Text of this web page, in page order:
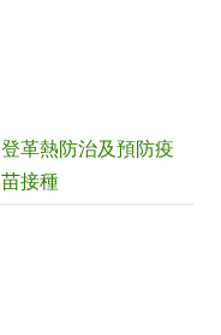
登革熱防治及預防疫
苗接種